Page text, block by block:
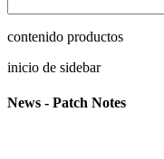
contenido productos
inicio de sidebar
News - Patch Notes